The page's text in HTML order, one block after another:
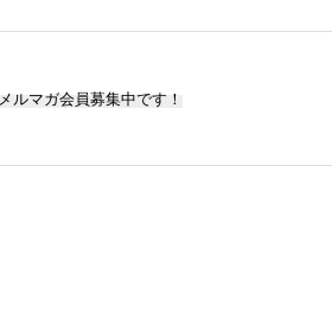
メルマガ会員募集中です！